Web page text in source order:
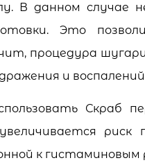
В данном случае
Это
процедура
и
Скраб
риск
к гистаминовым